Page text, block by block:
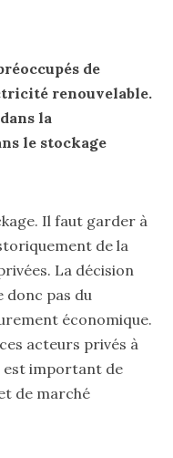
de
renouvelable.
la
le stockage
Il faut garder à
de la
La décision
donc pas du
économique.
acteurs privés à
est important de
de marché